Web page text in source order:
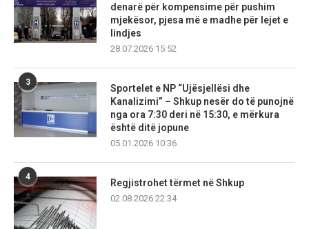
denarë për kompensime për pushim
mjekësor, pjesa më e madhe për lejet e
lindjes
28.07.2026 15:52
3
Sportelet e NP “Ujësjellësi dhe
Kanalizimi” – Shkup nesër do të punojnë
nga ora 7:30 deri në 15:30, e mërkura
është ditë jopune
05.01.2026 10:36
4
Regjistrohet tërmet në Shkup
02.08.2026 22:34